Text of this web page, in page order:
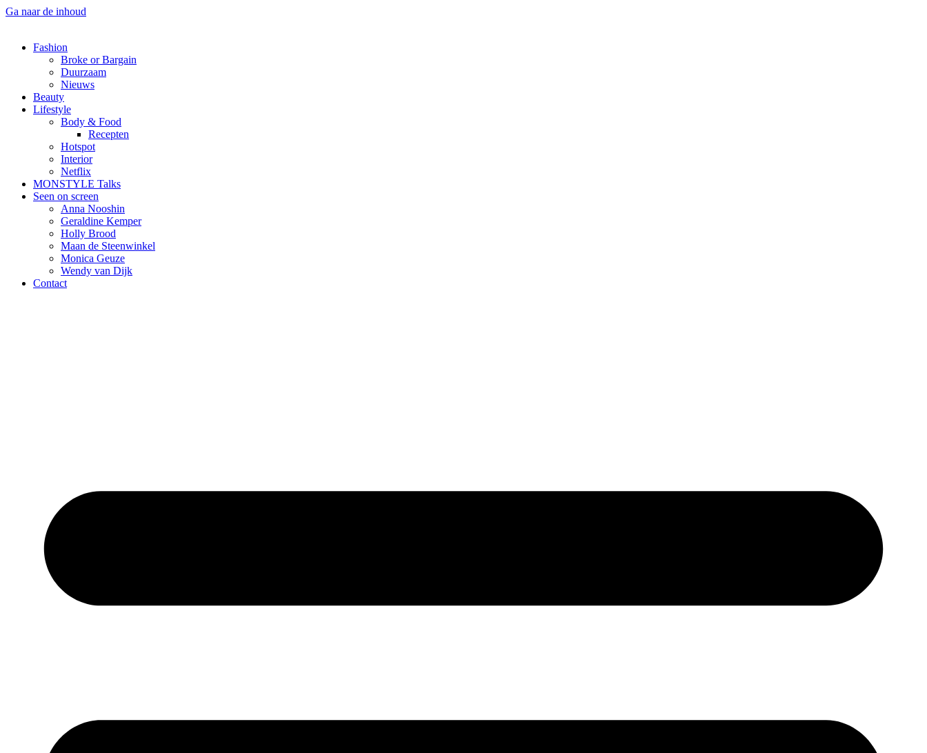
Ga naar de inhoud
Fashion
Broke or Bargain
Duurzaam
Nieuws
Beauty
Lifestyle
Body & Food
Recepten
Hotspot
Interior
Netflix
MONSTYLE Talks
Seen on screen
Anna Nooshin
Geraldine Kemper
Holly Brood
Maan de Steenwinkel
Monica Geuze
Wendy van Dijk
Contact